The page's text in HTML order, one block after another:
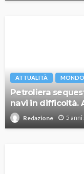
ATTUALITÀ MONDO
Petroliera
navi in difficoltà.
Redazione 5 anni